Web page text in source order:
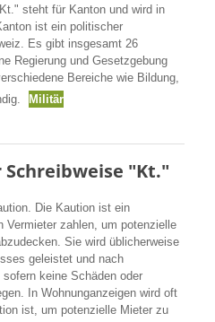
steht für Kanton und wird in
ist ein politischer
Es gibt insgesamt 26
Regierung und Gesetzgebung
Bereiche wie Bildung,
Militär
"Kt."
Die Kaution ist ein
Vermieter zahlen, um potenzielle
Sie wird üblicherweise
geleistet und nach
keine Schäden oder
In Wohnunganzeigen wird oft
ist, um potenzielle Mieter zu